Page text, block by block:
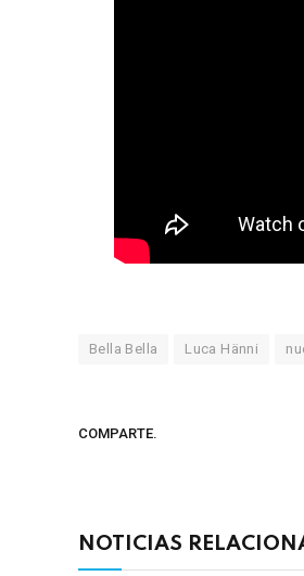
Bella Bella Luca Hänni
COMPARTE.
NOTICIAS